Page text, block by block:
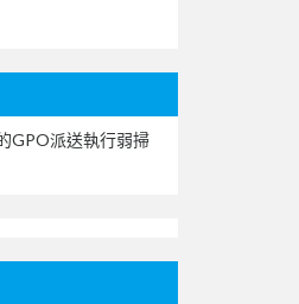
GPO派送執行弱掃